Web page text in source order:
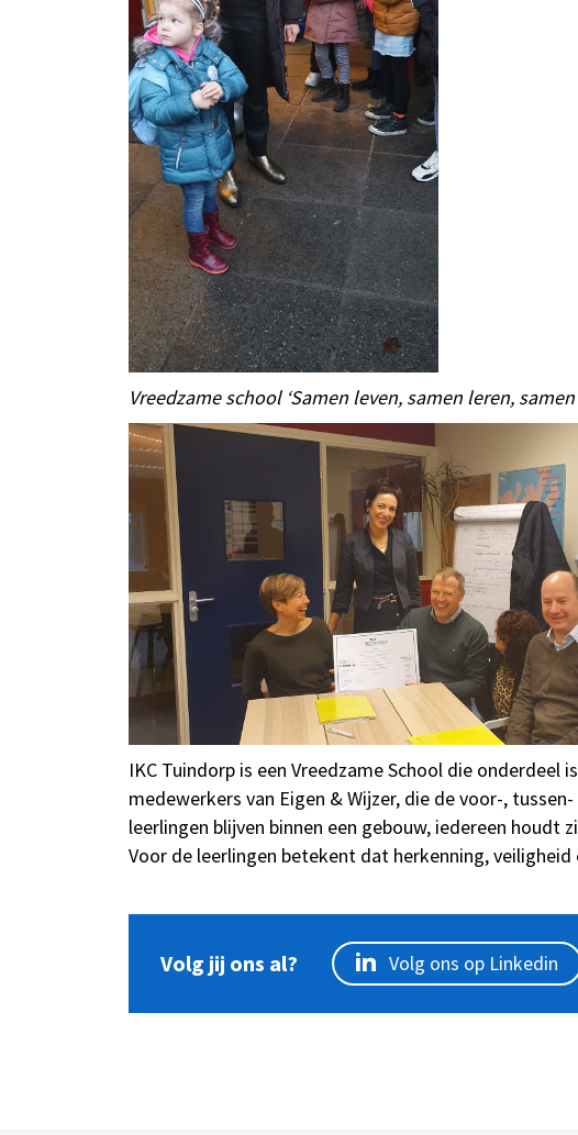
Vreedzame school ‘Samen leven, samen leren, samen
IKC Tuindorp is een Vreedzame School die onderdeel
medewerkers van Eigen & Wijzer, die de voor-,
leerlingen blijven binnen een gebouw, iedereen
Voor de leerlingen betekent dat herkenning,
Volg jij ons al? Volg ons op Linkedin